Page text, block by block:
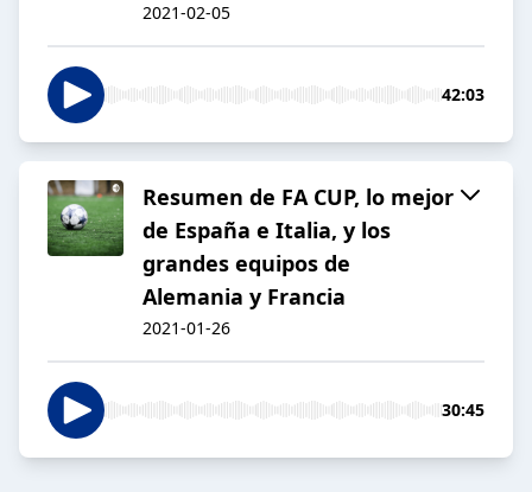
2021-02-05
42:03
Resumen de FA CUP, lo mejor
de España e Italia, y los
grandes equipos de
Alemania y Francia
2021-01-26
30:45